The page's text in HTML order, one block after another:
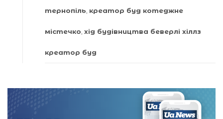
тернопіль креатор буд котеджне
містечко хід будівництва беверлі хіллз
креатор буд